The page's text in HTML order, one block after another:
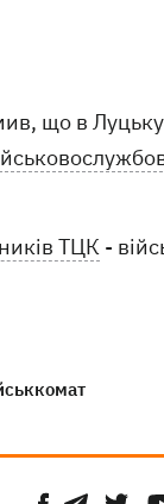
що в Луцьку
ТЦК -